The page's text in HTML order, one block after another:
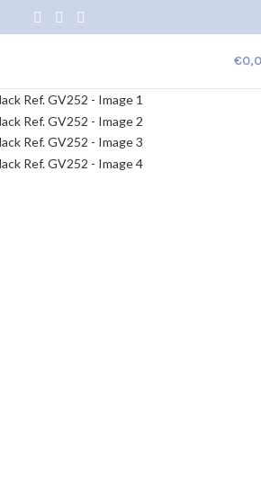
€